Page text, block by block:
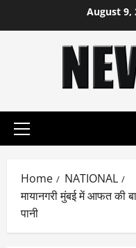
August 9,
Primary
Home
NATIONAL
मायानगरी मुंबई में आफत की
पानी